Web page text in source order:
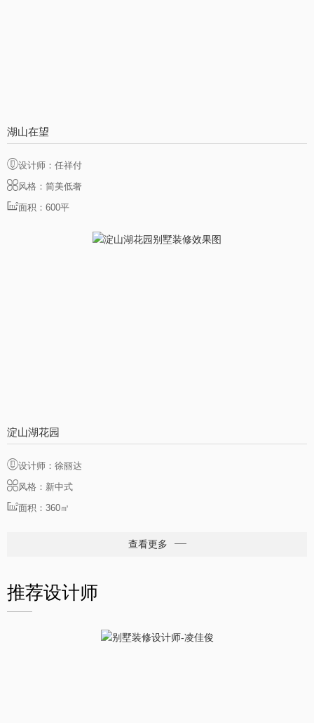
湖山在望
设计师：任祥付
风格：简美低奢
面积：600平
淀山湖花园
设计师：徐丽达
风格：新中式
面积：360㎡
查看更多
推荐设计师